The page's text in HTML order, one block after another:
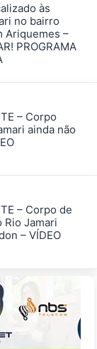
às
no bairro
Ariquemes –
PROGRAMA
– Corpo
ainda não
– Corpo de
Rio Jamari
– VÍDEO